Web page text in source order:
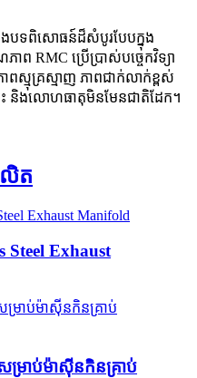
បទពិសោធន៍ដ៏សំបូរបែបក្នុង
ព RMC ប្រើប្រាស់បច្ចេកវិទ្យា
ស្មុគ្រស្មាញ ភាពជាក់លាក់ខ្ពស់
និងលោហធាតុមិនមែនជាតិដែក។
លិត
Steel Exhaust
រាប់ម៉ាស៊ីនកិនគ្រាប់